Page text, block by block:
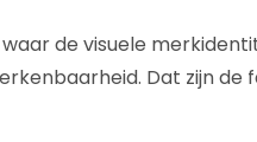
de visuele
Dat zijn